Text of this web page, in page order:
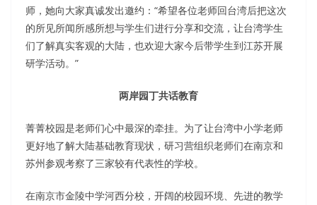
师，她向大家真诚发出邀约：“希望各位老师回台湾后把这次
的所见所闻所感所想与学生们进行分享和交流，让台湾学生
们了解真实客观的大陆，也欢迎大家今后带学生到江苏开展
研学活动。”
两岸园丁共话教育
菁菁校园是老师们心中最深的牵挂。为了让台湾中小学老师
更好地了解大陆基础教育现状，研习营组织老师们在南京和
苏州参观考察了三家较有代表性的学校。
在南京市金陵中学河西分校，开阔的校园环境、先进的教学